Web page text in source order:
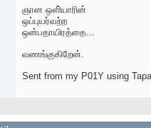
ஞான ஒளி்யாரின்
ஒப்புயர்வற்ற
ஒன்பதாயிரத்தை...
வணங்குகிறேன்.
Sent from my P01Y using